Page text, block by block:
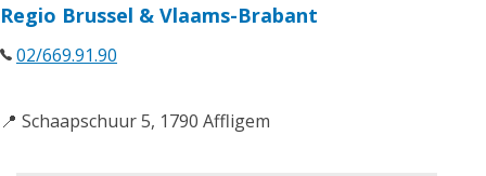
Regio Brussel & Vlaams-Brabant
02/669.91.90
📍 Schaapschuur 5, 1790 Affligem